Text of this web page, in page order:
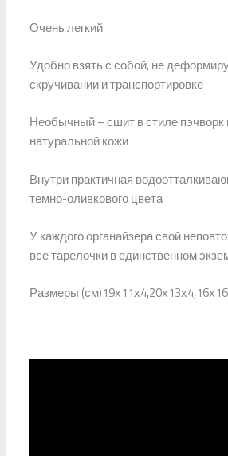
Очень легкий
Удобно взять с собой, не
скручивании и транспортировке
Необычный – сшит в стиле пэчворк
натуральной кожи
Внутри практичная
темно-оливкового цвета
У каждого органайзера свой
все тарелочки в единственном
Размеры